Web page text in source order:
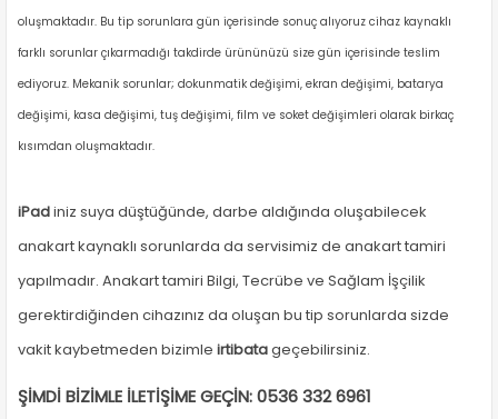
oluşmaktadır. Bu tip sorunlara gün içerisinde sonuç alıyoruz cihaz kaynaklı
farklı sorunlar çıkarmadığı takdirde ürününüzü size gün içerisinde teslim
ediyoruz. Mekanik sorunlar; dokunmatik değişimi, ekran değişimi, batarya
değişimi, kasa değişimi, tuş değişimi, film ve soket değişimleri olarak birkaç
kısımdan oluşmaktadır.
iPadiniz suya düştüğünde, darbe aldığında oluşabilecek
anakart kaynaklı sorunlarda da servisimiz de anakart tamiri
yapılmadır. Anakart tamiri Bilgi, Tecrübe ve Sağlam İşçilik
gerektirdiğinden cihazınız da oluşan bu tip sorunlarda sizde
vakit kaybetmeden bizimle irtibatageçebilirsiniz.
ŞİMDİ BİZİMLE İLETİŞİME GEÇİN: 0536 332 6961